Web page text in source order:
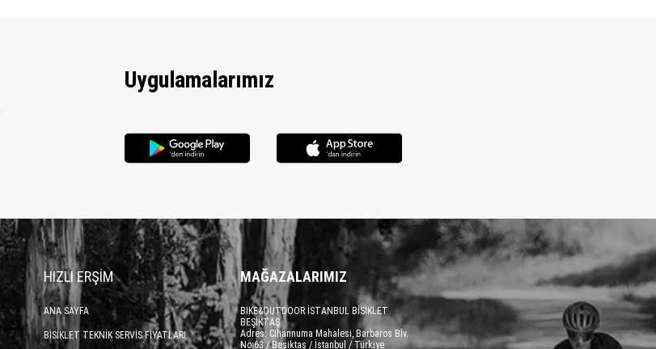
Uygulamalarımız
HIZLI ERŞİM
ANA SAYFA
BİSİKLET TEKNİK SERVİS FİYATLARI
MAĞAZALARIMIZ
BIKE&OUTDOOR İSTANBUL BİSİKLET
BEŞİKTAŞ
Adres: Cihannuma Mahalesi, Barbaros Blv.
No:63 / Beşiktaş / İstanbul / Türkiye